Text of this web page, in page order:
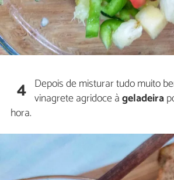
4 Depois de misturar tudo muito
vinagrete agridoce àgeladeira
hora.